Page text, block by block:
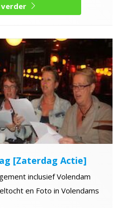
verder
[Zaterdag Actie]
inclusief Volendam
en Foto in Volendams